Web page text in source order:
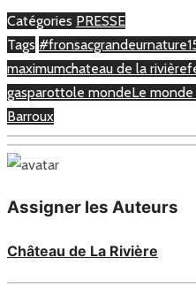
Catégories PRESSE
Tags #fronsacgrandeurnature
maximumchateau de la rivière
gasparottole mondeLe
Barroux
Assigner les Auteurs
Château de La Rivière